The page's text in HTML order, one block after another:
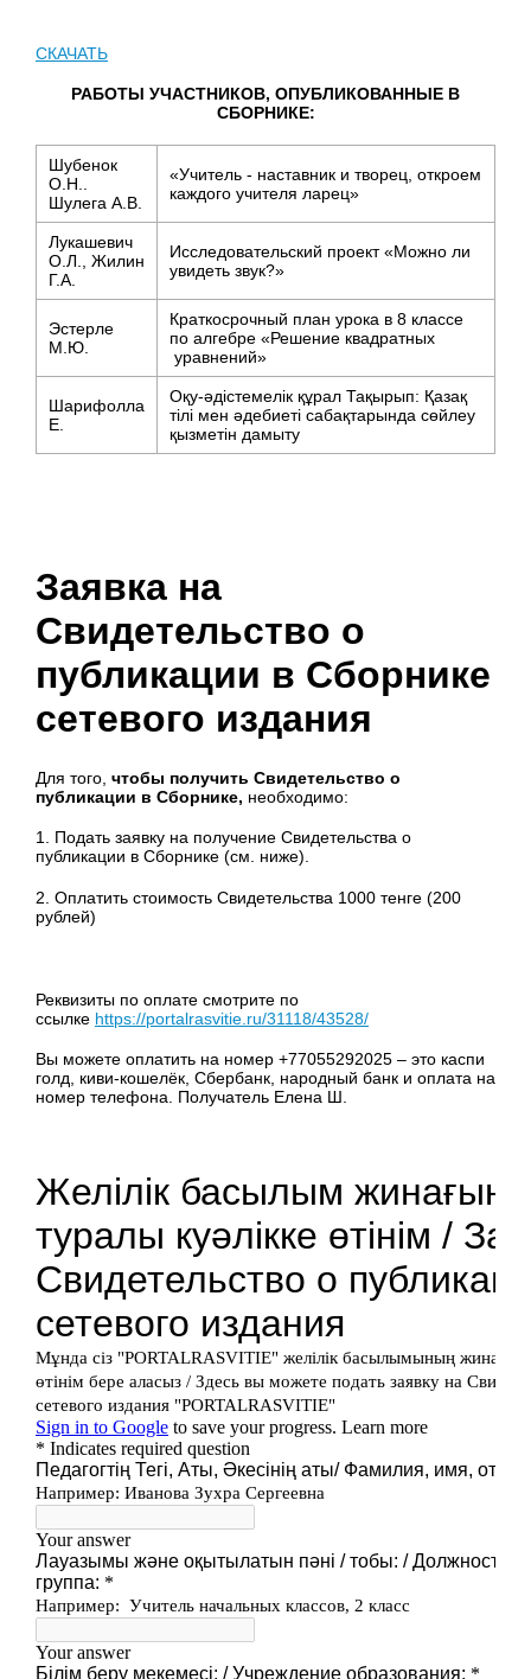
СКАЧАТЬ
РАБОТЫ УЧАСТНИКОВ, ОПУБЛИКОВАННЫЕ В
СБОРНИКЕ:
Шубенок
О.Н..
Шулега А.В.
«Учитель - наставник и творец, откроем
каждого учителя ларец»
Лукашевич
О.Л., Жилин
Г.А.
Исследовательский проект «Можно ли
увидеть звук?»
Эстерле
М.Ю.
Краткосрочный план урока в 8 классе
по алгебре «Решение квадратных
уравнений»
Шарифолла
Е.
Оқу-әдістемелік құрал Тақырып: Қазақ
тілі мен әдебиеті сабақтарында сөйлеу
қызметін дамыту
Заявка на
Свидетельство о
публикации в Сборнике
сетевого издания
Для того, чтобы получить Свидетельство о
публикации в Сборнике, необходимо:
1. Подать заявку на получение Свидетельства о
публикации в Сборнике (см. ниже).
2. Оплатить стоимость Свидетельства 1000 тенге (200
рублей)
Реквизиты по оплате смотрите по
ссылке https://portalrasvitie.ru/31118/43528/
Вы можете оплатить на номер +77055292025 – это каспи
голд, киви-кошелёк, Сбербанк, народный банк и оплата на
номер телефона. Получатель Елена Ш.